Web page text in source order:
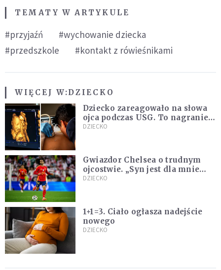
TEMATY W ARTYKULE
#przyjaźń
#wychowanie dziecka
#przedszkole
#kontakt z rówieśnikami
WIĘCEJ W:DZIECKO
Dziecko zareagowało na słowa
ojca podczas USG. To nagranie
podbija sieć
DZIECKO
Gwiazdor Chelsea o trudnym
ojcostwie. „Syn jest dla mnie
ważniejszy niż sportowe trofea”
DZIECKO
1+1=3. Ciało ogłasza nadejście
nowego
DZIECKO